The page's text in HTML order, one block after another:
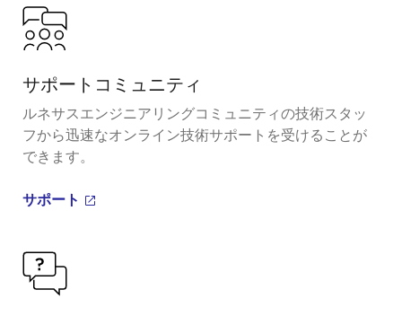
サポートコミュニティ
ルネサスエンジニアリングコミュニティの技術スタッ
フから迅速なオンライン技術サポートを受けることが
できます。
サポート